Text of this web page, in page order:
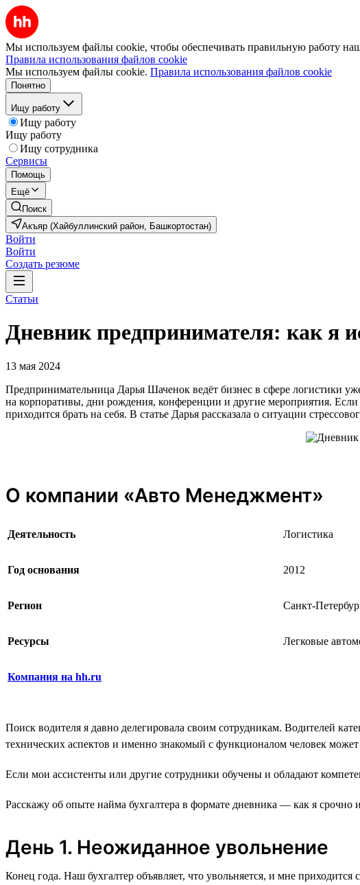
Мы используем файлы cookie, чтобы обеспечивать правильную работу
Правила использования файлов cookie
Мы используем файлы cookie. Правила использования файлов cookie
Понятно
Ищу работу
Ищу работу
Ищу работу
Ищу сотрудника
Сервисы
Помощь
Ещё
Поиск
Акъяр (Хайбуллинский район, Башкортостан)
Войти
Войти
Создать резюме
Статьи
Дневник предпринимателя: как я
13 мая 2024
Предпринимательница Дарья Шаченок ведёт бизнес в сфере логистики
на корпоративы, дни рождения, конференции и другие мероприятия.
приходится брать на себя. В статье Дарья рассказала о ситуации
О компании «Авто Менеджмент»
Деятельность Логистика
Год основания 2012
Регион Санкт-
Ресурсы Легковые
Компания на hh.ru
Поиск водителя я давно делегировала своим сотрудникам. Водителей
технических аспектов и именно знакомый с функционалом человек может
Если мои ассистенты или другие сотрудники обучены и обладают
Расскажу об опыте найма бухгалтера в формате дневника — как я срочно
День 1. Неожиданное увольнение
Конец года. Наш бухгалтер объявляет, что увольняется, и мне